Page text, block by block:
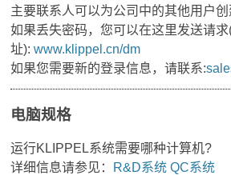
主要联系人可以为公司中的其他用户创
如果丢失密码，您可以在这里发送请
址):www.klippel.cn/dm
如果您需要新的登录信息，请联系:
电脑规格
运行KLIPPEL系统需要哪种计算机?
详细信息请参见： R&D系统QC系统